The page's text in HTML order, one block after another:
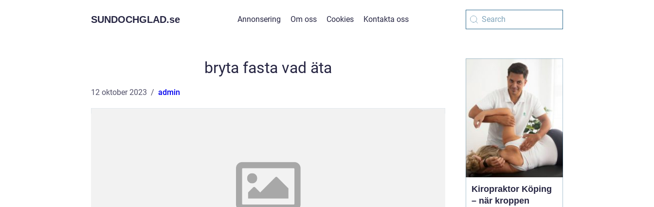
SUNDOCHGLAD.se Annonsering Om oss Cookies Kontakta oss
bryta fasta vad äta
12 oktober 2023 admin
Kiropraktor Köping
– när kroppen